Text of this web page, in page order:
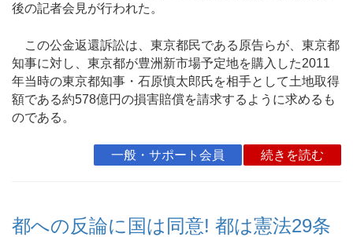
後の記者会見が行われた。
この公金返還訴訟は、東京都民である原告らが、東京都
知事に対し、東京都が豊洲新市場予定地を購入した2011
年当時の東京都知事・石原慎太郎氏を相手として土地取得
額である約578億円の損害賠償を請求するように求めるも
のである。
一般・サポート会員 続きを読む
都への反論に国は同意! 都は憲法29条